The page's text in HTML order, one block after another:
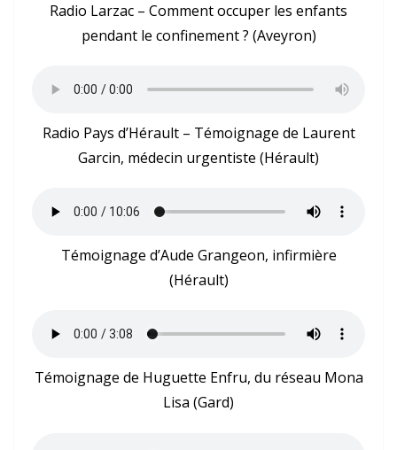
Radio Larzac – Comment occuper les enfants
pendant le confinement ? (Aveyron)
Radio Pays d’Hérault – Témoignage de Laurent
Garcin, médecin urgentiste (Hérault)
Témoignage d’Aude Grangeon, infirmière
(Hérault)
Témoignage de Huguette Enfru, du réseau Mona
Lisa (Gard)